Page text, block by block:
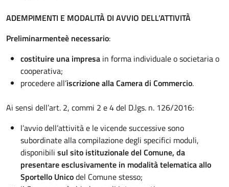
ADEMPIMENTI E MODALITÀ DI AVVIO DELL’ATTIVITÀ
Preliminarmenteè necessario:
costituire una impresa in forma individuale o societaria o
cooperativa;
procedere all’iscrizione alla Camera di Commercio.
Ai sensi dell’art. 2, commi 2 e 4 del D.lgs. n. 126/2016:
l’avvio dell’attività e le vicende successive sono
subordinate alla compilazione degli specifici moduli,
disponibili sul sito istituzionale del Comune, da
presentareesclusivamente in modalità telematica allo
Sportello Unicodel Comune stesso;